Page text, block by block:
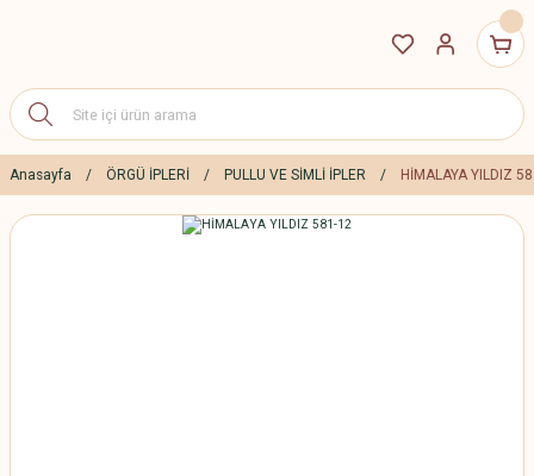
Anasayfa ÖRGÜ İPLERİ PULLU VE SİMLİ İPLER HİMALAYA YILDIZ